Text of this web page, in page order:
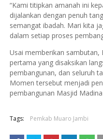
“Kami titipkan amanah ini
dijalankan dengan penuh
semangat ibadah. Mari kita
dalam setiap proses
Usai memberikan sambutan,
pertama yang disaksikan
pembangunan, dan seluruh
Momen tersebut menjadi
pembangunan Masjid Madina
Tags: Pemkab Muaro Jambi